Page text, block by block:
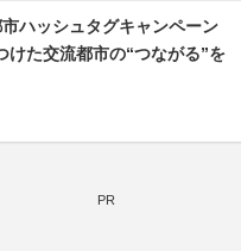
之日本社
ハッシュタグキャンペーン
けた交流都市の“つながる”を
PR